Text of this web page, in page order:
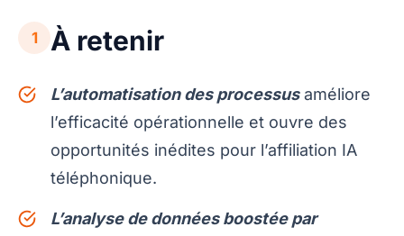
1 À retenir
L’automatisation des processusaméliore
l’efficacité opérationnelle et ouvre des
opportunités inédites pour l’affiliation IA
téléphonique.
L’analyse de données boostée par